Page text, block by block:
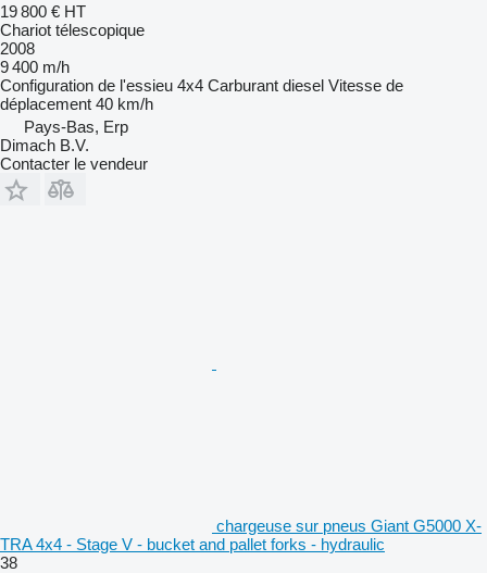
19 800 € HT
Chariot télescopique
2008
9 400 m/h
Configuration de l'essieu 4x4 Carburant diesel Vitesse de
déplacement 40 km/h
Pays-Bas, Erp
Dimach B.V.
Contacter le vendeur
chargeuse sur pneus Giant G5000 X-
TRA 4x4 - Stage V - bucket and pallet forks - hydraulic
38